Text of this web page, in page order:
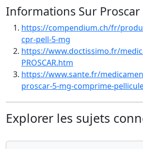
Informations Sur Proscar
https://compendium.ch/fr/
cpr-pell-5-mg
https://www.doctissimo.fr/
PROSCAR.htm
https://www.sante.fr/
proscar-5-mg-comprime-
Explorer les sujets